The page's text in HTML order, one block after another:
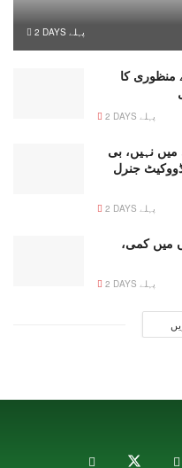
2 DAYS پہلے
منظوری کا
2 DAYS پہلے
نہیں، بی
جنرل
2 DAYS پہلے
میں کمی،
2 DAYS پہلے